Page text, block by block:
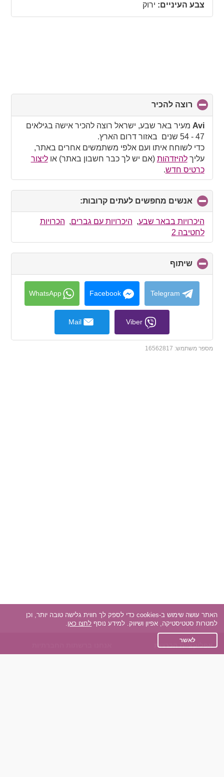
צבע העיניים: ירוק
רוצה להכיר
to
collapse
contents
Avi מעיר באר שבע, ישראל רוצה להכיר אישה בגילאים
47 - 54 שנים באזור דרום הארץ.
כדי לשוחח איתו ועם אלפי משתמשים אחרים באתר,
עליךלהיזדהות (אם יש לך כבר חשבון באתר) אוליצור
כרטיס חדש.
אנשים מחפשים לעתים קרובות:
to
collapse
היכרויות בבאר שבע, היכרויות עם גברים, הכרויות
לחטיבה 2
שיתוף
to
collapse
contents
Telegram
Facebook
WhatsApp
Viber
Mail
מספר משתמש: 16562817
אפליקציית הכרויות
האתר עושה שימוש ב-cookies כדי לספק לך חווית גלישה טובה יותר, וכן
למטרות סטטיסטיקה, אפיון ושיווק. למידע נוסף לחצו כאן.
לאשר